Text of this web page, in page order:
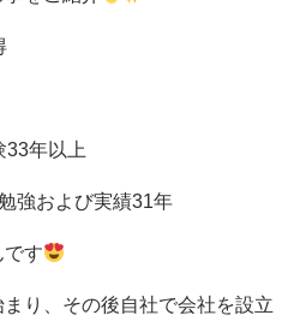
年以上
強および実績31年
です
り、その後自社で会社を設立